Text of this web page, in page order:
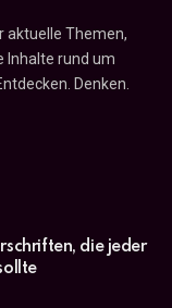
aktuelle Themen,
Inhalte rund um
Denken.
die jeder